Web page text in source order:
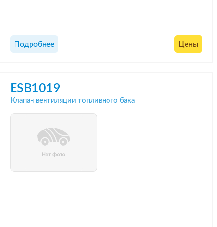
Подробнее Цены
ESB1019
Клапан вентиляции топливного бака